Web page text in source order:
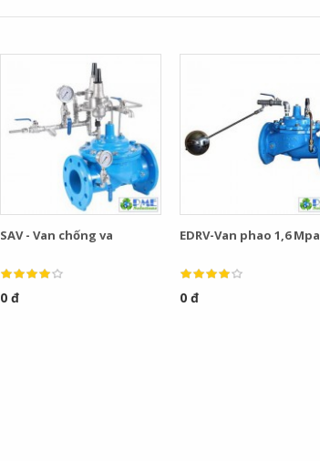
SAV - Van chống va
0 đ
EDRV-Van phao 1,6 Mpa
0 đ